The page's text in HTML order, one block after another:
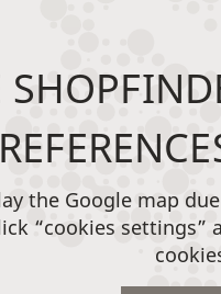
the Google map
“cookies settings”